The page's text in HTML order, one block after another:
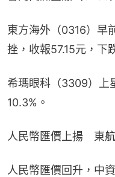
東方海外（0316）早
挫，收報57.15元，下
希瑪眼科（3309）上
10.3%。
人民幣匯價上揚　東
人民幣匯價回升，中